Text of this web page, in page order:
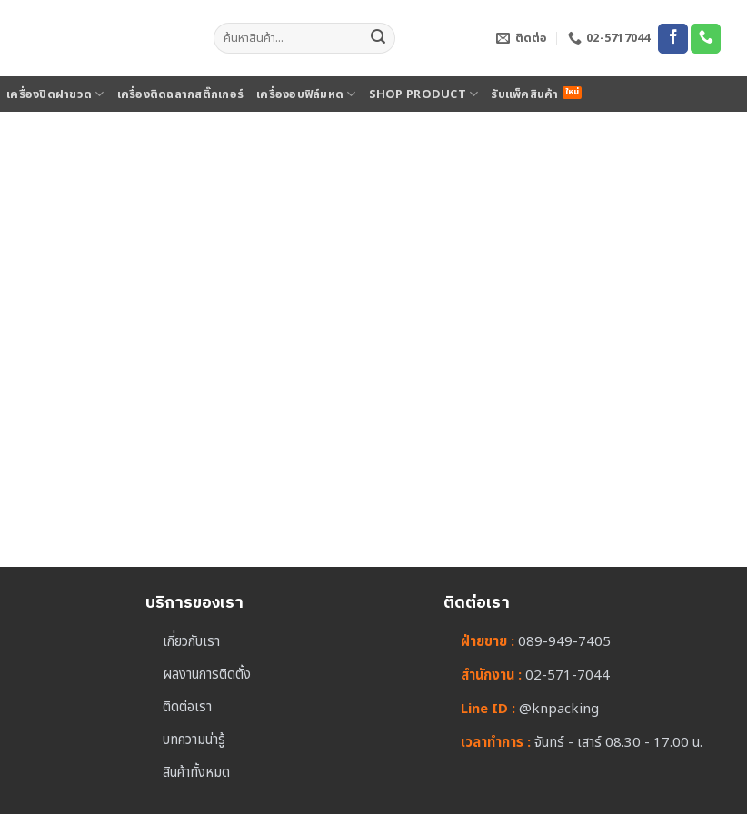
ค้นหา: ติดต่อ 02-5717044
เครื่องปิดฝาขวด เครื่องติดฉลากสติ๊กเกอร์ เครื่องอบฟิล์มหด SHOP PRODUCT รับแพ็คสินค้า
บริการของเรา
เกี่ยวกับเรา
ผลงานการติดตั้ง
ติดต่อเรา
บทความน่ารู้
สินค้าทั้งหมด
ติดต่อเรา
ฝ่ายขาย :089-949-7405
สำนักงาน :02-571-7044
Line ID :@knpacking
เวลาทำการ :จันทร์ - เสาร์ 08.30 - 17.00 น.